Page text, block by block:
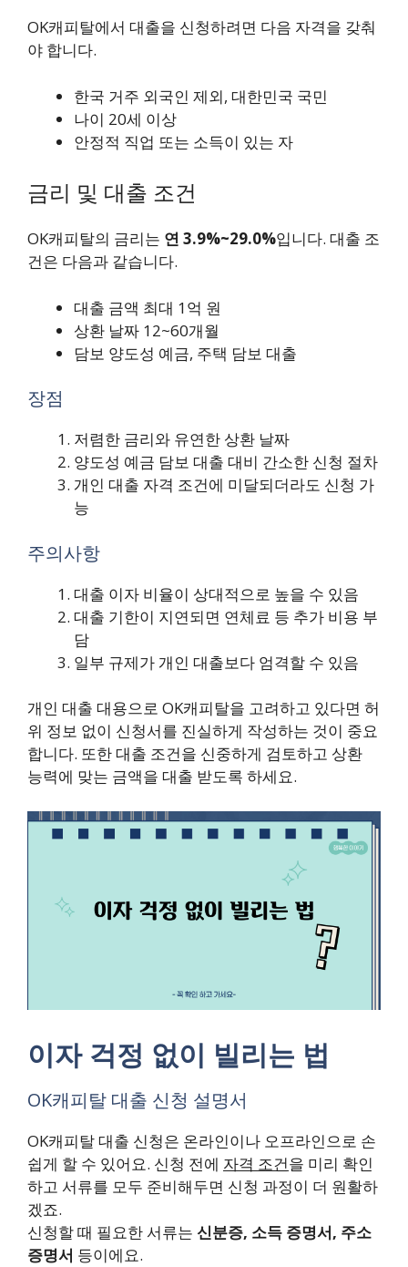
OK캐피탈에서 대출을 신청하려면 다음 자격을 갖춰
야 합니다.
한국 거주 외국인 제외, 대한민국 국민
나이 20세 이상
안정적 직업 또는 소득이 있는 자
금리 및 대출 조건
OK캐피탈의 금리는 연 3.9%~29.0%입니다. 대출 조
건은 다음과 같습니다.
대출 금액 최대 1억 원
상환 날짜 12~60개월
담보 양도성 예금, 주택 담보 대출
장점
저렴한 금리와 유연한 상환 날짜
양도성 예금 담보 대출 대비 간소한 신청 절차
개인 대출 자격 조건에 미달되더라도 신청 가
능
주의사항
대출 이자 비율이 상대적으로 높을 수 있음
대출 기한이 지연되면 연체료 등 추가 비용 부
담
일부 규제가 개인 대출보다 엄격할 수 있음
개인 대출 대용으로 OK캐피탈을 고려하고 있다면 허
위 정보 없이 신청서를 진실하게 작성하는 것이 중요
합니다. 또한 대출 조건을 신중하게 검토하고 상환
능력에 맞는 금액을 대출 받도록 하세요.
이자 걱정 없이 빌리는 법
OK캐피탈 대출 신청 설명서
OK캐피탈 대출 신청은 온라인이나 오프라인으로 손
쉽게 할 수 있어요. 신청 전에 자격 조건을 미리 확인
하고 서류를 모두 준비해두면 신청 과정이 더 원활하
겠죠.
신청할 때 필요한 서류는 신분증, 소득 증명서, 주소
증명서 등이에요.